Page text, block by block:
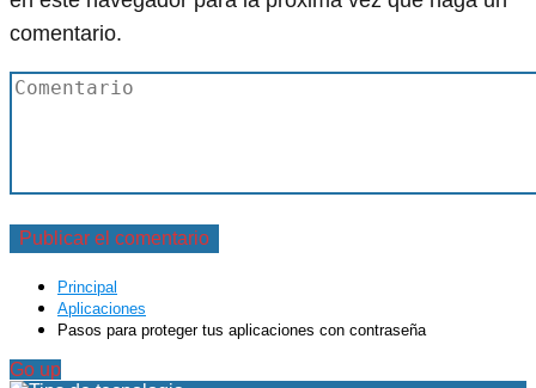
comentario.
Principal
Aplicaciones
Pasos para proteger tus aplicaciones con contraseña
Go up